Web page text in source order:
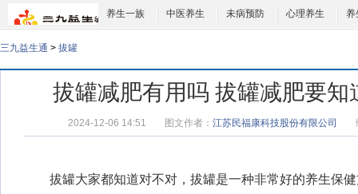
养生一族 中医养生 未病预防 心理养生 养
三九益生通 > 拔罐
拔罐减肥有用吗 拔罐减肥要知
2024-12-06 14:51 图文作者： 江苏民福康科技股份有限公司
拔罐大家都知道对不对，拔罐是一种非常好的养生保